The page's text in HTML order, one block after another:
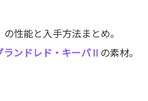
の性能と入手方法まとめ｡
ランドレド・キーパⅡ の素材｡